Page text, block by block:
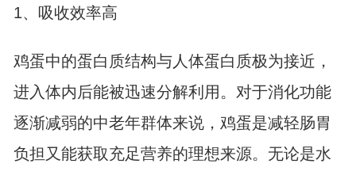
1、吸收效率高
鸡蛋中的蛋白质结构与人体蛋白质极为接近，
进入体内后能被迅速分解利用。对于消化功能
逐渐减弱的中老年群体来说，鸡蛋是减轻肠胃
负担又能获取充足营养的理想来源。无论是水